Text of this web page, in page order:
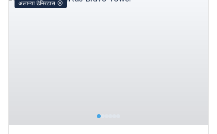
अलान्या डेमिरटास